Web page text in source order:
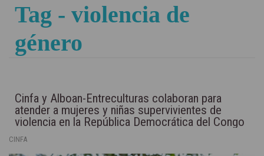
Tag - violencia de
género
Cinfa y Alboan-Entreculturas colaboran para
atender a mujeres y niñas supervivientes de
violencia en la República Democrática del Congo
CINFA